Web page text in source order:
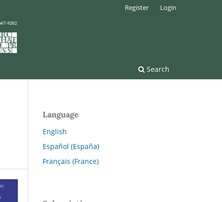
Search
Register Login
Language
English
Español (España)
Français (France)